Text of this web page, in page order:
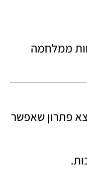
ממלחמה
פתרון שאפשר